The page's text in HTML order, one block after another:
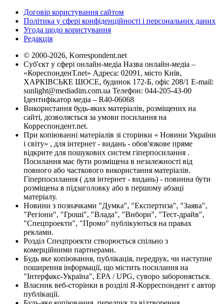
Договір користування сайтом
Політика у сфері конфіденційності і персональних даних
Угода щодо користування
Редакція
© 2000-2026, Korrespondent.net
Суб'єкт у сфері онлайн-медіа Назва онлайн-медіа –
«КореспонденТ.net» Адреса: 02091, місто Київ,
ХАРКІВСЬКЕ ШОСЕ, будинок 172-Б, офіс 208/1 E-mail:
sunlight@mediadim.com.ua Телефон: 044-205-43-00
Ідентифікатор медіа – R40-06068
Використання будь-яких матеріалів, розміщених на
сайті, дозволяється за умови посилання на
Корреспондент.net.
При копіюванні матеріалів зі сторінки « Новини України
і світу» , для інтернет - видань - обов'язкове пряме
відкрите для пошукових систем гіперпосилання .
Посилання має бути розміщена в незалежності від
повного або часткового використання матеріалів.
Гіперпосилання ( для інтернет - видань) - повинна бути
розміщена в підзаголовку або в першому абзаці
матеріалу.
Новини з позначками "Думка", "Експертиза", "Заява",
"Регіони", "Гроші", "Влада", "Вибори", "Тест-драйв",
"Спецпроекти", "Промо" публікуються на правах
реклами.
Розділ Спецпроекти створюється спільно з
комерційними партнерами.
Будь яке копіювання, публікація, передрук, чи наступне
поширення інформації, що містить посилання на
"Інтерфакс-Україна", EPA / UPG, суворо забороняється.
Власник веб-сторінки в розділі Я-Корреспондент є автор
публікації.